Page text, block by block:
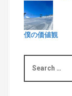
僕の価値観
a